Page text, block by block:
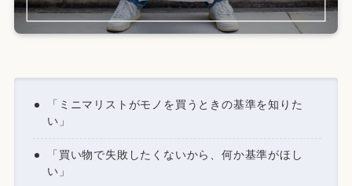
「ミニマリストがモノを買うときの基準を知りた
い」
「買い物で失敗したくないから、何か基準がほし
い」